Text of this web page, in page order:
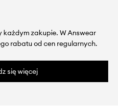
każdym zakupie. W Answear
rabatu od cen regularnych.
się więcej